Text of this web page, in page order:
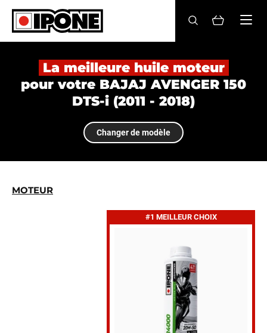
Ipone
HUILES MOTEUR
ENTRETIEN
MAINTENANCE
La meilleure huile moteur
pour votre BAJAJ AVENGER 150
DTS-i (2011 - 2018)
Changer de modèle
MOTEUR
#1 MEILLEUR CHOIX